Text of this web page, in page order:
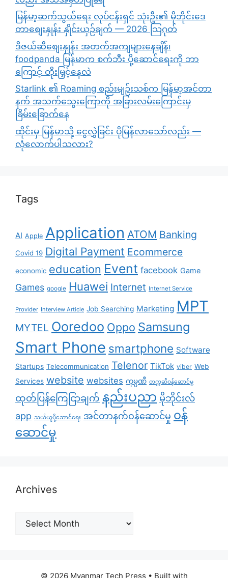
မြန်မာ့ဆက်သွယ်ရေး လုပ်ငန်းရှင် သုံးဦး၏ မိုဘိုင်းဒေ
တာစျေးနှုန်း နှိုင်းယှဉ်ချက် — 2026 သြဂုတ်
ဒီဇယ်ဆီစျေးနှုန်း အတက်အကျများနေချိန်၊
foodpanda မြန်မာက စက်ဘီး ပို့ဆောင်ရေးကို ဘာ
ကြောင့် တိုးမြှင့်နေလဲ
Starlink ၏ Roaming စည်းမျဉ်းသစ်က မြန်မာ့အင်တာ
နက် အသက်သွေးကြောကို အခြားလမ်းကြောင်းမှ
ခြိမ်းခြောက်နေ
ထိုင်းမှ မြန်မာသို့ ငွေလွှဲခြင်း ပိုမြန်လာသော်လည်း —
လုံလောက်ပါသလား?
Tags
AI Apple Application ATOM Banking
Covid 19 Digital Payment Ecommerce
economic education Event facebook Game
Games google Huawei Internet Internet Service
Provider Interview Article Job Searching Marketing MPT
MYTEL Ooredoo Oppo Samsung
Smart Phone smartphone Software
Startups Telecommunication Telenor TikTok viber Web
Services website websites ကုမ္ပဏီ တက္ကဆီဝန်ဆောင်မှု
ထုတ်ပြန်ကြေငြာချက် နည်းပညာ မိုဘိုင်းလ်
app သယ်ယူပို့ဆောင်ရေး အင်တာနက်ဝန်ဆောင်မှု ၀န်
ဆောင်မှု
Archives
Archives
© 2026 Myanmar Tech Press • Built with